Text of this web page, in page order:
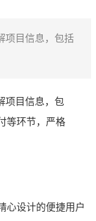
项目信息，包括
项目信息，包
等环节，严格
心设计的便捷用户